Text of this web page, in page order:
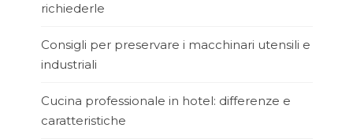
richiederle
Consigli per preservare i macchinari utensili e
industriali
Cucina professionale in hotel: differenze e
caratteristiche